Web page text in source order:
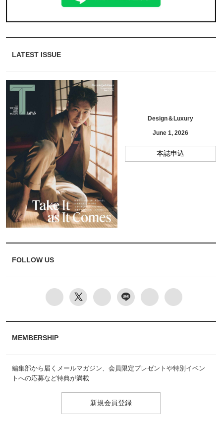
LATEST ISSUE
Design＆Luxury
June 1, 2026
本誌申込
FOLLOW US
MEMBERSHIP
編集部から届くメールマガジン、会員限定プレゼントや特別イベン
トへの応募など特典が満載
新規会員登録